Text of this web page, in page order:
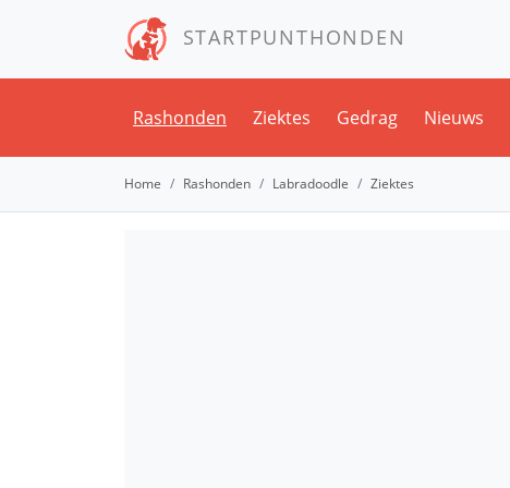
STARTPUNTHONDEN
Rashonden Ziektes Gedrag Nieuws
Home Rashonden Labradoodle Ziektes